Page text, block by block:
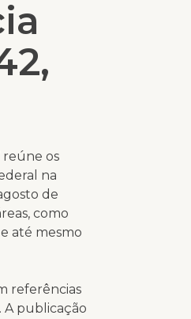
reúne os
na
de
como
até mesmo
referências
A publicação